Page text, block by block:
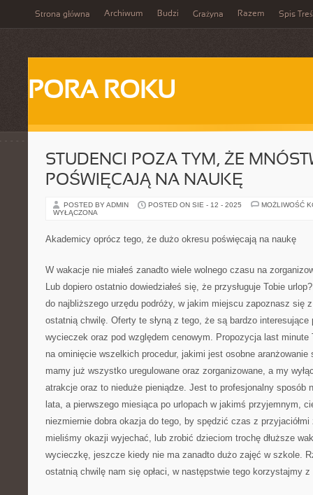
Strona główna Archiwum Budzi Grażyna Razem Spis
PORA ROKU
STUDENCI POZA TYM, ŻE
POŚWIĘCAJĄ NA NAUKĘ
POSTED BY ADMIN POSTED ON SIE - 12 - 2025
MOŻLIWOŚĆ
WYŁĄCZONA
Akademicy oprócz tego, że dużo okresu poświęcają na naukę
W wakacje nie miałeś zanadto wiele wolnego czasu na
Lub dopiero ostatnio dowiedziałeś się, że przysługuje Tobie
do najbliższego urzędu podróży, w jakim miejscu zapoznasz się
ostatnią chwilę. Oferty te słyną z tego, że są bardzo interesujące
wycieczek oraz pod względem cenowym. Propozycja last minute
na ominięcie wszelkich procedur, jakimi jest osobne aranżowanie
mamy już wszystko uregulowane oraz zorganizowane, a my
atrakcje oraz to nieduże pieniądze. Jest to profesjonalny sposób
lata, a pierwszego miesiąca po urlopach w jakimś przyjemnym,
niezmiernie dobra okazja do tego, by spędzić czas z
mieliśmy okazji wyjechać, lub zrobić dzieciom trochę dłuższe
wycieczkę, jeszcze kiedy nie ma zanadto dużo zajęć w szkole.
ostatnią chwilę nam się opłaci, w następstwie tego korzystajmy z